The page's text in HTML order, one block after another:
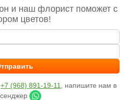
и наш флорист поможет с
цветов!
+7 (968) 891-19-11
, напишите нам в